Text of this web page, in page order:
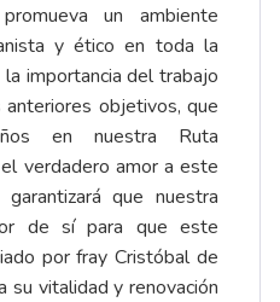
un ambiente
y ético en toda la
importancia del trabajo
objetivos, que
en nuestra Ruta
verdadero amor a este
que nuestra
de sí para que este
por fray Cristóbal de
su vitalidad y renovación